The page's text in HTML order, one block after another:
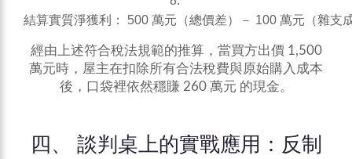
結算實質淨獲利： 500 萬元（總價差）－ 100 萬元（雜
經由上述符合稅法規範的推算，當買方出價 1,500
萬元時，屋主在扣除所有合法稅費與原始購入成本
後，口袋裡依然穩賺 260 萬元 的現金。
四、 談判桌上的實戰應用：反制